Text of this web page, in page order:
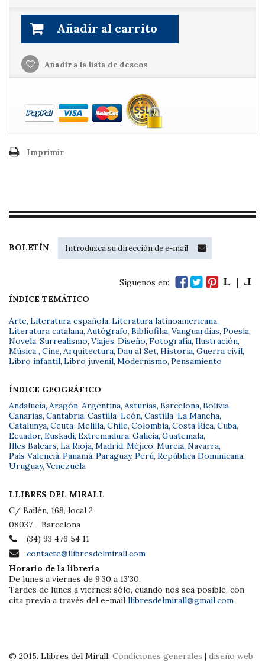
Añadir al carrito
Añadir a la lista de deseos
Imprimir
BOLETÍN
Síguenos en:
ÍNDICE TEMÁTICO
Arte, Literatura española, Literatura latinoamericana,
Literatura catalana, Autógrafo, Bibliofilia, Vanguardias, Poesía,
Novela, Surrealismo, Viajes, Diseño, Fotografía, Ilustración,
Música , Cine, Arquitectura, Dau al Set, Historia, Guerra civil,
Libro infantil, Libro juvenil, Modernismo, Pensamiento
ÍNDICE GEOGRÁFICO
Andalucía, Aragón, Argentina, Asturias, Barcelona, Bolivia,
Canarias, Cantabria, Castilla-León, Castilla-La Mancha,
Catalunya, Ceuta-Melilla, Chile, Colombia, Costa Rica, Cuba,
Ecuador, Euskadi, Extremadura, Galicia, Guatemala,
Illes Balears, La Rioja, Madrid, Méjico, Murcia, Navarra,
País Valencià, Panamá, Paraguay, Perú, República Dominicana,
Uruguay, Venezuela
LLIBRES DEL MIRALL
C/ Bailèn, 168, local 2
08037 - Barcelona
(34) 93 476 54 11
contacte@llibresdelmirall.com
Horario de la librería
De lunes a viernes de 9’30 a 13’30.
Tardes de lunes a viernes: sólo, cuando nos sea posible, con
cita previa a través del e-mail llibresdelmirall@gmail.com
© 2015. Llibres del Mirall. Condiciones generales | diseño web